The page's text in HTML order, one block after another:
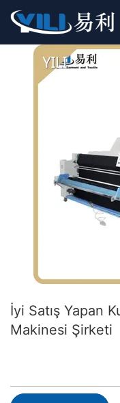
İyi Satış Yapan
Makinesi Şirketi